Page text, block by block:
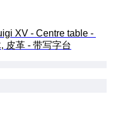
XV - Centre table -
皮革 - 带写字台